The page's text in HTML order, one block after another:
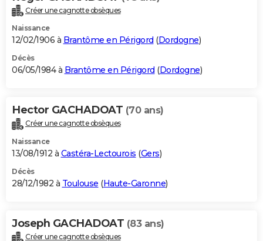
Créer une cagnotte obsèques
Naissance
12/02/1906 à Brantôme en Périgord (Dordogne)
Décès
06/05/1984 à Brantôme en Périgord (Dordogne)
Hector GACHADOAT (70 ans)
Créer une cagnotte obsèques
Naissance
13/08/1912 à Castéra-Lectourois (Gers)
Décès
28/12/1982 à Toulouse (Haute-Garonne)
Joseph GACHADOAT (83 ans)
Créer une cagnotte obsèques